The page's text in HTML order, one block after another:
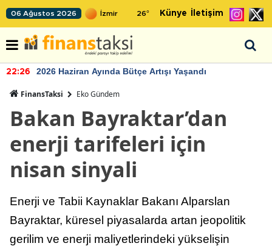
06 Ağustos 2026 26° Künye İletişim
22:26 2026 Haziran Ayında Bütçe Artışı Yaşandı
FinansTaksi Eko Gündem
Bakan Bayraktar’dan
enerji tarifeleri için
nisan sinyali
Enerji ve Tabii Kaynaklar Bakanı Alparslan
Bayraktar, küresel piyasalarda artan jeopolitik
gerilim ve enerji maliyetlerindeki yükselişin